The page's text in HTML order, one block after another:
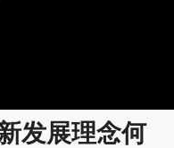
发展理念何